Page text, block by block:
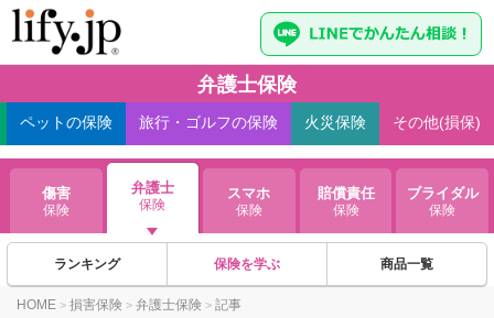
ペットの保険 旅行・ゴルフの保険 火災保険 その他(損保)
傷害
保険
弁護士
保険
スマホ
保険
賠償責任
保険
ブライダル
保険
弁護士保険
ランキング 保険を学ぶ 商品一覧
HOME > 損害保険 > 弁護士保険 > 記事